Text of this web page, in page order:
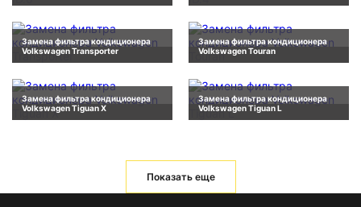
Замена фильтра кондиционера
Volkswagen Transporter
Замена фильтра кондиционера
Volkswagen Touran
Замена фильтра кондиционера
Volkswagen Tiguan X
Замена фильтра кондиционера
Volkswagen Tiguan L
Показать еще